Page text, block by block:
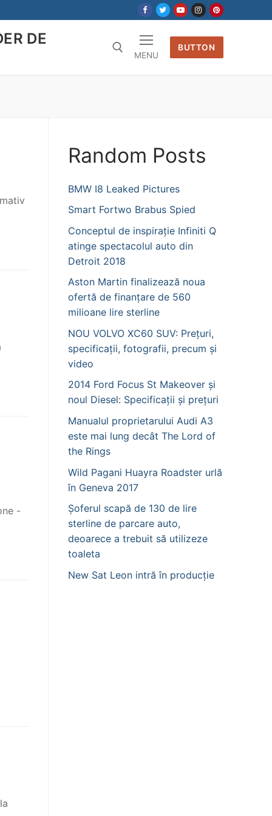
DE
MENU
BUTTON
-
Random Posts
BMW I8 Leaked Pictures
Smart Fortwo Brabus Spied
Conceptul de inspirație Infiniti Q
atinge spectacolul auto din
Detroit 2018
Aston Martin finalizează noua
ofertă de finanțare de 560
milioane lire sterline
NOU VOLVO XC60 SUV: Prețuri,
specificații, fotografii, precum și
video
2014 Ford Focus St Makeover și
noul Diesel: Specificații și prețuri
Manualul proprietarului Audi A3
este mai lung decât The Lord of
the Rings
Wild Pagani Huayra Roadster urlă
în Geneva 2017
Șoferul scapă de 130 de lire
sterline de parcare auto,
deoarece a trebuit să utilizeze
toaleta
New Sat Leon intră în producție